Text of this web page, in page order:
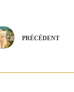
PRÉCÉDENT